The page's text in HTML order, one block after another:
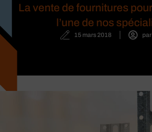
La vente de fournitures
l’une de nos
15 mars 2018 par